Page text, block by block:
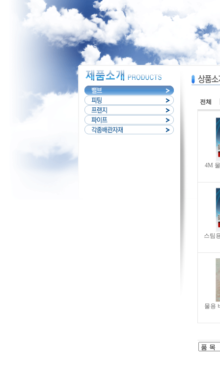
전체
4M
스팀
물용